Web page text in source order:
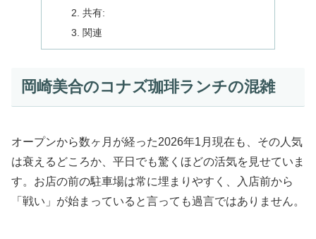
共有:
関連
岡崎美合のコナズ珈琲ランチの混雑
オープンから数ヶ月が経った2026年1月現在も、その人気
は衰えるどころか、平日でも驚くほどの活気を見せていま
す。お店の前の駐車場は常に埋まりやすく、入店前から
「戦い」が始まっていると言っても過言ではありません。